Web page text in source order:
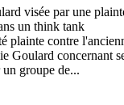
plainte contre
Goulard concernant
un groupe de...